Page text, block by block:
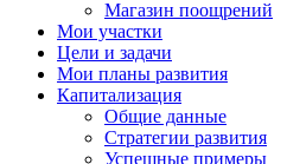
Магазин поощрений
Мои участки
Цели и задачи
Мои планы развития
Капитализация
Общие данные
Стратегии развития
Успешные примеры